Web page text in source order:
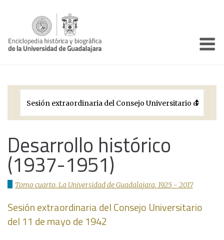
Períodos Históricos
Galería
Documentos institucionales
Desarrollo histórico
(1937-1951)
Tomo cuarto. La Universidad de Guadalajara, 1925 - 2017
Sesión extraordinaria del Consejo Universitario
del 11 de mayo de 1942